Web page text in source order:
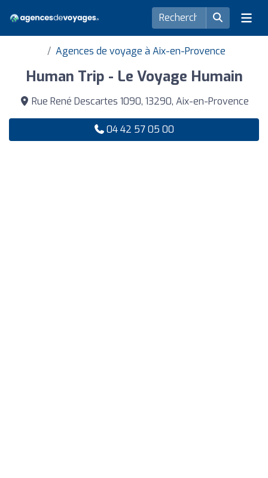
Agences de voyage à Aix-en-Provence
Human Trip - Le Voyage Humain
Rue René Descartes 1090, 13290, Aix-en-Provence
04 42 57 05 00